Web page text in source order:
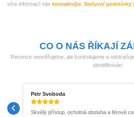
více informací nás kontaktujte Smluvní podmínky
CO O NÁS ŘÍKAJÍ
Recenze neověřujeme, ale kontrolujeme a
identifikován.
Petr Svoboda
Skvělý přístup, ochotná obsluha a férové